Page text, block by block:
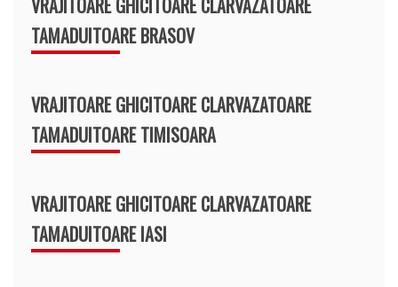
TAMADUITOARE BRASOV
VRAJITOARE GHICITOARE CLARVAZATOARE
TAMADUITOARE TIMISOARA
VRAJITOARE GHICITOARE CLARVAZATOARE
TAMADUITOARE IASI